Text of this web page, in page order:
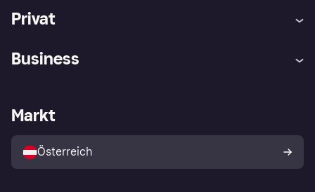
Privat
Shops entdecken
Business
Händlerportal
Markt
Österreich